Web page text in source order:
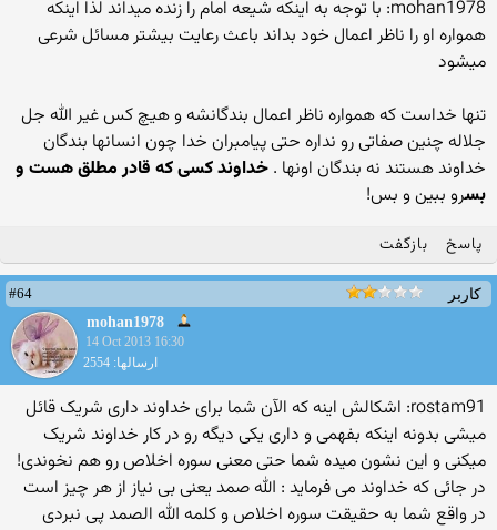
mohan1978: با توجه به اینکه شیعه امام را زنده میداند لذا اینکه
همواره او را ناظر اعمال خود بداند باعث رعایت بیشتر مسائل شرعی
میشود
تنها خداست که همواره ناظر اعمال بندگانشه و هیچ کس غیر الله جل
جلاله چنین صفاتی رو نداره حتی پیامبران خدا چون انسانها بندگان
خداوند هستند نه بندگان اونها . خداوند کسی که قادر مطلق هست و
بسرو ببین و بس!
پاسخ بازگفت
کاربر
#64
mohan1978
14 Oct 2013 16:30
ارسالها: 2554
rostam91: اشکالش اینه که الآن شما برای خداوند داری شریک قائل
میشی بدونه اینکه بفهمی و داری یکی دیگه رو در کار خداوند شریک
میکنی و این نشون میده شما حتی معنی سوره اخلاص رو هم نخوندی!
در جائی که خداوند می فرماید : الله صمد یعنی بی نیاز از هر چیز است
در واقع شما به حقیقت سوره اخلاص و کلمه الله الصمد پی نبردی